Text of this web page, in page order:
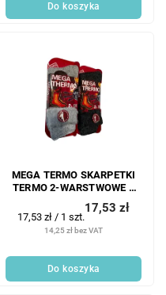
Do koszyka
MEGA TERMO SKARPETKI
TERMO 2-WARSTWOWE 1
PARA 35-38
14,25 zł bez VAT
17,53 zł
Cena
jednostkowa:
17,53 zł / 1 szt.
Do koszyka